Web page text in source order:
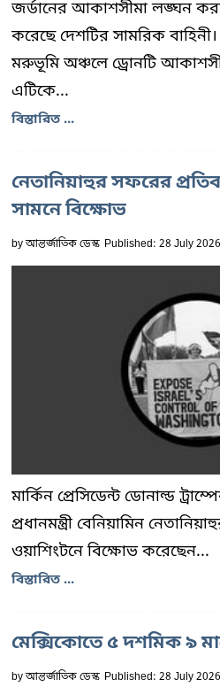
জর্ডানের আকাশসীমা লঙ্ঘন
করেছে দেশটির সামরিক
মরুভূমি অঞ্চলে ড্রোনটি
এটিকে...
বিস্তারিত ...
নেতানিয়াহুর সফরের
সামনে বিক্ষোভ
byআন্তর্জাতিক ডেস্ক Published: 28 July 2026
মার্কিন প্রেসিডেন্ট ডোনাল্ড
প্রধানমন্ত্রী বেনিয়ামিন
ওয়াশিংটনে বিক্ষোভ করেছেন...
বিস্তারিত ...
মেক্সিকোতে ৫ দশমিক ৯
byআন্তর্জাতিক ডেস্ক Published: 28 July 2026